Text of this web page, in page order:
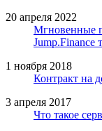
20 апреля 2022
Мгновенные
Jump.Finance
1 ноября 2018
Контракт на
3 апреля 2017
Что такое